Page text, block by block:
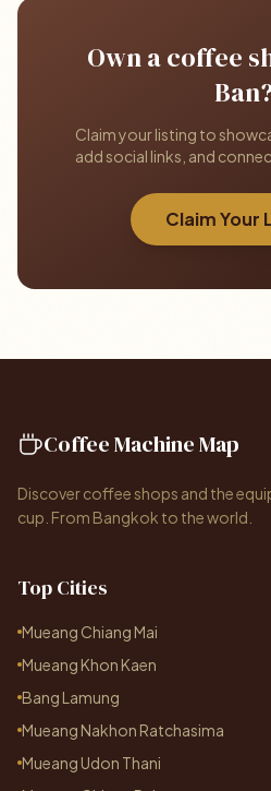
Own a coffee
Ban?
Claim your listing to
add social links, and
Claim Your
Coffee Machine Map
Discover coffee shops and the
cup. From Bangkok to the world.
Top Cities
Mueang Chiang Mai
Mueang Khon Kaen
Bang Lamung
Mueang Nakhon Ratchasima
Mueang Udon Thani